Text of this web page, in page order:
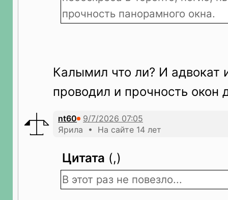
прочность панорамного окна.
Калымил что ли? И адвокат
проводил и прочность окон
nt60
Ярила • На сайте 14 лет
Цитата (,)
В этот раз не повезло...